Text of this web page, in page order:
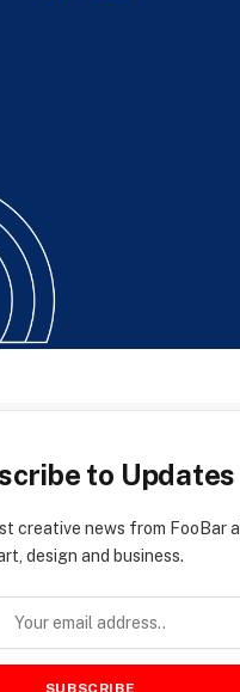
to Updates
creative news from FooBar
design and business.